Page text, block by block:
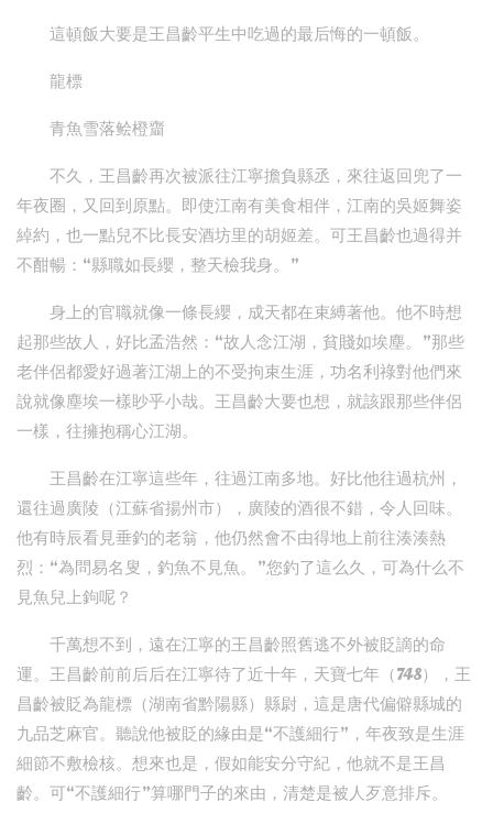
這頓飯大要是王昌齡平生中吃過的最后悔的一頓飯。
龍標
青魚雪落鲙橙齏
不久，王昌齡再次被派往江寧擔負縣丞，來往返回兜了一
年夜圈，又回到原點。即使江南有美食相伴，江南的吳姬舞姿
綽約，也一點兒不比長安酒坊里的胡姬差。可王昌齡也過得并
不酣暢：“縣職如長纓，整天檢我身。”
身上的官職就像一條長纓，成天都在束縛著他。他不時想
起那些故人，好比孟浩然：“故人念江湖，貧賤如埃塵。”那些
老伴侶都愛好過著江湖上的不受拘束生涯，功名利祿對他們來
說就像塵埃一樣眇乎小哉。王昌齡大要也想，就該跟那些伴侶
一樣，往擁抱稱心江湖。
王昌齡在江寧這些年，往過江南多地。好比他往過杭州，
還往過廣陵（江蘇省揚州市），廣陵的酒很不錯，令人回味。
他有時辰看見垂釣的老翁，他仍然會不由得地上前往湊湊熱
烈：“為問易名叟，釣魚不見魚。”您釣了這么久，可為什么不
見魚兒上鉤呢？
千萬想不到，遠在江寧的王昌齡照舊逃不外被貶謫的命
運。王昌齡前前后后在江寧待了近十年，天寶七年（748），王
昌齡被貶為龍標（湖南省黔陽縣）縣尉，這是唐代偏僻縣城的
九品芝麻官。聽說他被貶的緣由是“不護細行”，年夜致是生涯
細節不敷檢核。想來也是，假如能安分守紀，他就不是王昌
齡。可“不護細行”算哪門子的來由，清楚是被人歹意排斥。